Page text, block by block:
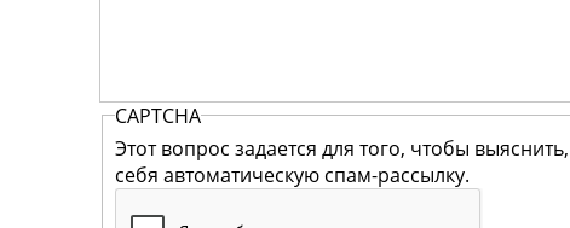
CAPTCHA
Этот вопрос задается для того, чтобы
себя автоматическую спам-рассылку.